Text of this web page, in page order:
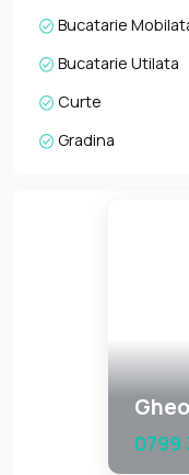
Bucatarie
Bucatarie Utilata
Curte
Gradina
0799